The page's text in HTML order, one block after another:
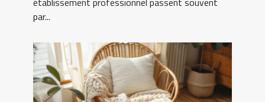
par...